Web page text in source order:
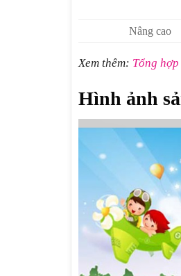
Nâng cao
Xem thêm: Tổng
Hình ảnh